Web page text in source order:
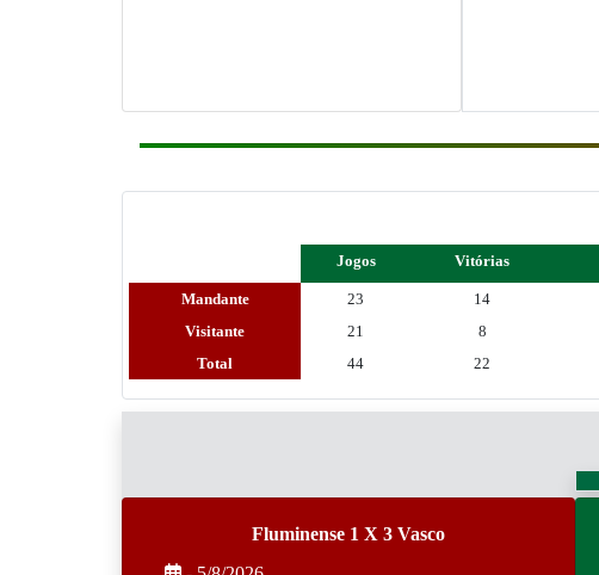
Jogos Vitórias
Mandante 23 14
Visitante
21 8
Total
44 22
Fluminense 1 X 3 Vasco